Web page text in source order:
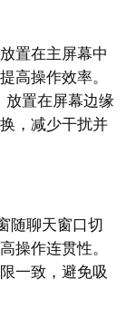
置在主屏幕中
高操作效率。
放置在屏幕边缘
，减少干扰并
随聊天窗口切
操作连贯性。
一致，避免吸